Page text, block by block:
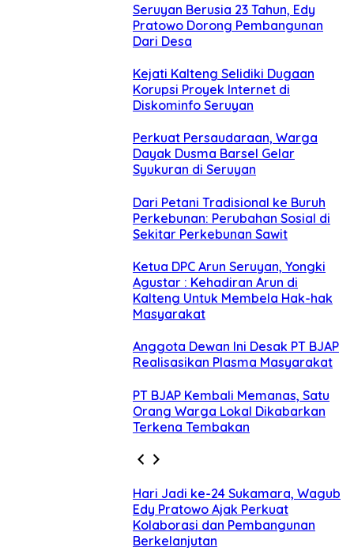
Seruyan Berusia 23 Tahun, Edy
Pratowo Dorong Pembangunan
Dari Desa
Kejati Kalteng Selidiki Dugaan
Korupsi Proyek Internet di
Diskominfo Seruyan
Perkuat Persaudaraan, Warga
Dayak Dusma Barsel Gelar
Syukuran di Seruyan
Dari Petani Tradisional ke Buruh
Perkebunan: Perubahan Sosial di
Sekitar Perkebunan Sawit
Ketua DPC Arun Seruyan, Yongki
Agustar : Kehadiran Arun di
Kalteng Untuk Membela Hak-hak
Masyarakat
Anggota Dewan Ini Desak PT BJAP
Realisasikan Plasma Masyarakat
PT BJAP Kembali Memanas, Satu
Orang Warga Lokal Dikabarkan
Terkena Tembakan
Hari Jadi ke-24 Sukamara, Wagub
Edy Pratowo Ajak Perkuat
Kolaborasi dan Pembangunan
Berkelanjutan